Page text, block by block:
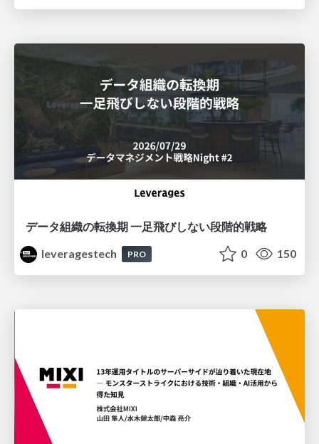
データ組織の転換期 一足飛びしない段階的戦略
leveragestech
PRO 0 150